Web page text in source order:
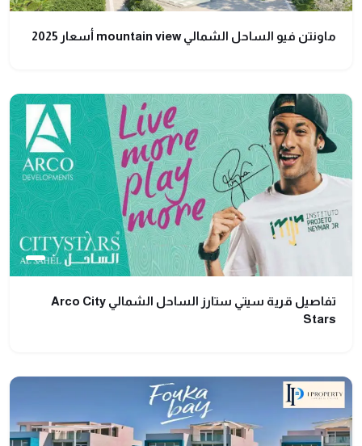
ماونتن فيو الساحل الشمالي mountain view أسعار 2025
تفاصيل قرية سيتي ستارز الساحل الشمالي Arco City
Stars